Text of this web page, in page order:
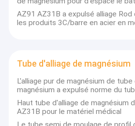
AZ91 AZ31B a expulsé alliage Rod
les produits 3C/barre en acier en
Tube d'alliage de magnésium
L'alliage pur de magnésium de tube
magnésium a expulsé norme du
Haut tube d'alliage de magnésium
AZ31B pour le matériel médical